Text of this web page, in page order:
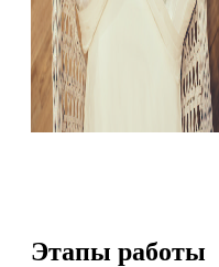
Этапы работы